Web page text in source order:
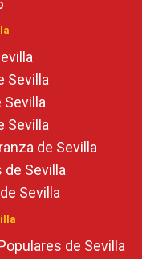
Sevilla
Sevilla
Sevilla
de Sevilla
de Sevilla
Sevilla
de Sevilla